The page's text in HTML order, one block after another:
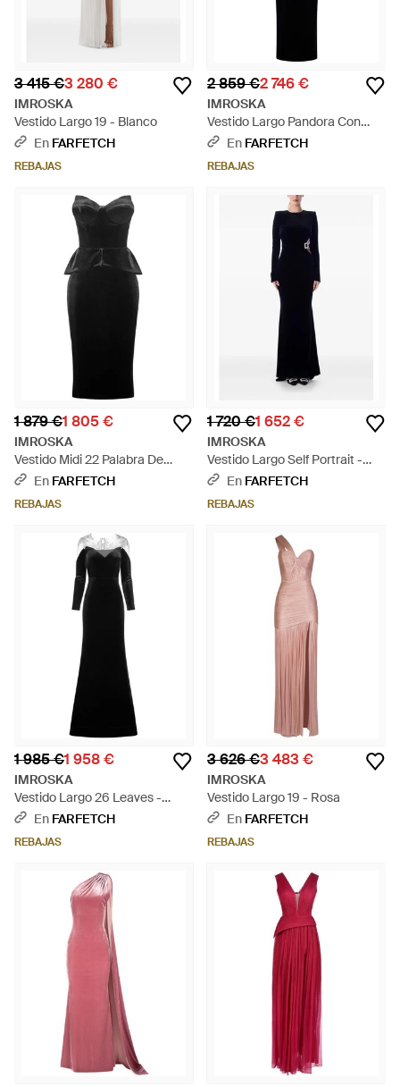
3 415 €3 280 €
IMROSKA
Vestido Largo 19 - Blanco
En FARFETCH
REBAJAS
2 859 €2 746 €
IMROSKA
Vestido Largo Pandora Con
Cuello En V - Azul
En FARFETCH
REBAJAS
1 879 €1 805 €
IMROSKA
Vestido Midi 22 Palabra De
Honor De Terciopelo - Negro
En FARFETCH
REBAJAS
1 720 €1 652 €
IMROSKA
Vestido Largo Self Portrait -
AzulEn FARFETCH
REBAJAS
1 985 €1 958 €
IMROSKA
Vestido Largo 26 Leaves -
Negro
En FARFETCH
REBAJAS
3 626 €3 483 €
IMROSKA
Vestido Largo 19 - Rosa
En FARFETCH
REBAJAS